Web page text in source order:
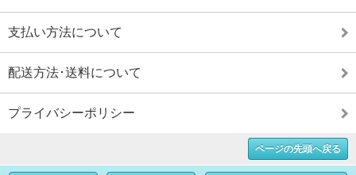
支払い方法について
配送方法･送料について
プライバシーポリシー
ページの先頭へ戻る